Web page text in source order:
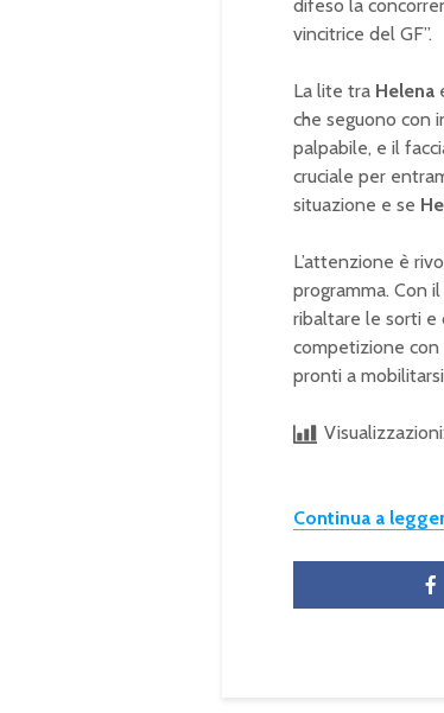
difeso la
vincitrice del GF”.
La lite tra Helena
che seguono con
palpabile, e il
cruciale per
situazione e se
L’attenzione è
programma. Con
ribaltare le sorti e
competizione con
pronti a
Visualizzazioni:
Continua a